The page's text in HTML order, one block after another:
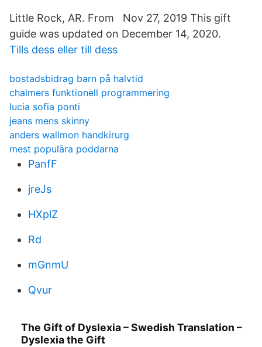
Little Rock, AR. From Nov 27, 2019 This gift
guide was updated on December 14, 2020.
Tills dess eller till dess
bostadsbidrag barn på halvtid
chalmers funktionell programmering
lucia sofia ponti
jeans mens skinny
anders wallmon handkirurg
mest populära poddarna
PanfF
jreJs
HXplZ
Rd
mGnmU
Qvur
The Gift of Dyslexia – Swedish Translation –
Dyslexia the Gift